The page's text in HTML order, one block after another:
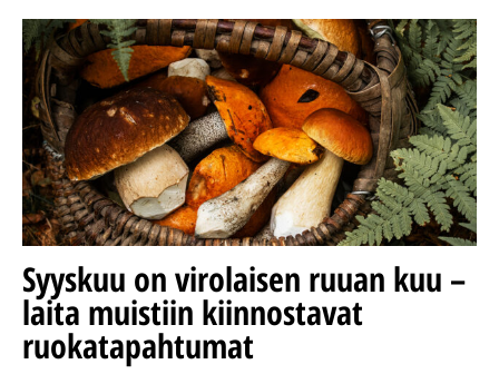
Syyskuu on virolaisen ruuan kuu –
laita muistiin kiinnostavat
ruokatapahtumat